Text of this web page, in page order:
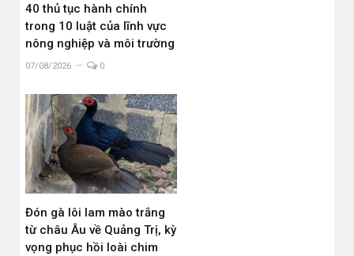
40 thủ tục hành chính
trong 10 luật của lĩnh vực
nông nghiệp và môi trường
07/08/2026 0
Đón gà lôi lam mào trắng
từ châu Âu về Quảng Trị, kỳ
vọng phục hồi loài chim